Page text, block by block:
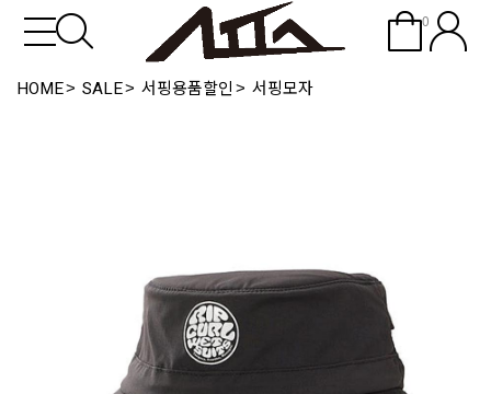
0
HOME SALE 서핑용품할인 서핑모자